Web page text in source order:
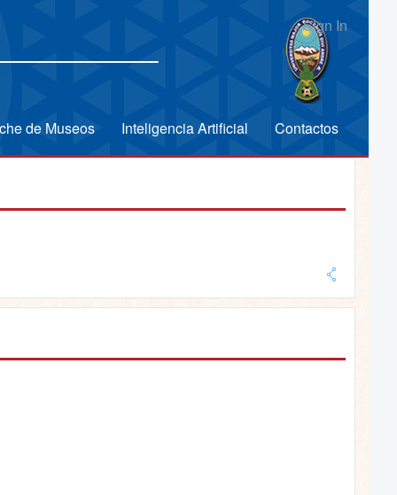
Sign In
de Museos Inteligencia Artificial Contactos